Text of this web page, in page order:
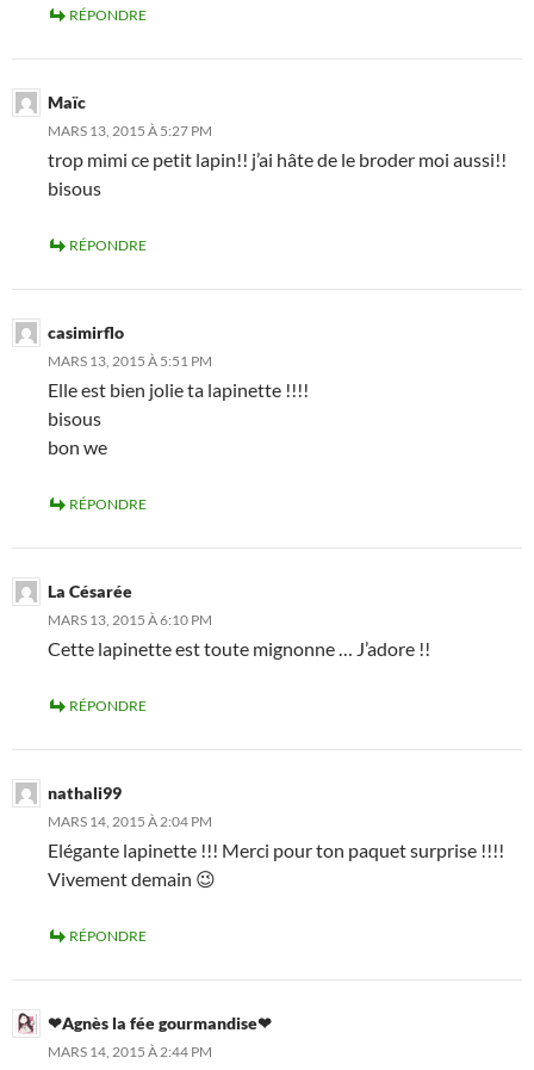
RÉPONDRE
Maïc
MARS 13, 2015 À 5:27 PM
trop mimi ce petit lapin!! j’ai hâte de le broder moi aussi!!
bisous
RÉPONDRE
casimirflo
MARS 13, 2015 À 5:51 PM
Elle est bien jolie ta lapinette !!!!
bisous
bon we
RÉPONDRE
La Césarée
MARS 13, 2015 À 6:10 PM
Cette lapinette est toute mignonne … J’adore !!
RÉPONDRE
nathali99
MARS 14, 2015 À 2:04 PM
Elégante lapinette !!! Merci pour ton paquet surprise !!!!
Vivement demain 😉
RÉPONDRE
❤Agnès la fée gourmandise❤
MARS 14, 2015 À 2:44 PM